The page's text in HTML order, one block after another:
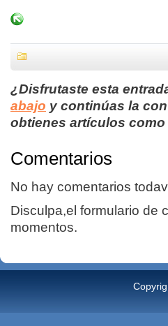
¿Disfrutaste esta
abajo y continúas la
obtienes artículos
Comentarios
No hay comentarios
Disculpa,el formulario de
momentos.